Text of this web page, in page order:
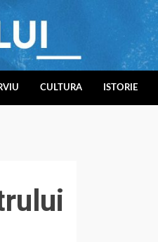
CULTURA ISTORIE